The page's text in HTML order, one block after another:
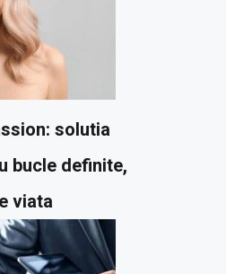
solutia
bucle definite,
viata